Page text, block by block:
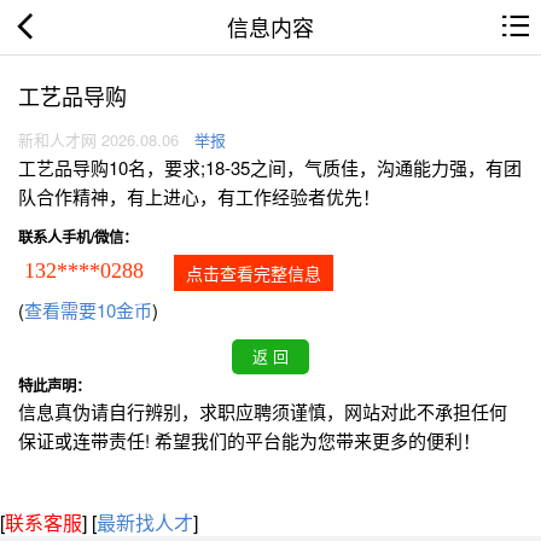
信息内容
工艺品导购
新和人才网 2026.08.06 举报
工艺品导购10名，要求;18-35之间，气质佳，沟通能力强，有团
队合作精神，有上进心，有工作经验者优先！
联系人手机/微信：
132****0288 点击查看完整信息
(查看需要10金币)
特此声明：
信息真伪请自行辨别，求职应聘须谨慎，网站对此不承担任何
保证或连带责任! 希望我们的平台能为您带来更多的便利！
[联系客服] [最新找人才]